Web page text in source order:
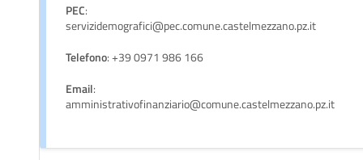
PEC:
servizidemografici@pec.comune.castelmezzano.pz.it
Telefono: +39 0971 986 166
Email:
amministrativofinanziario@comune.castelmezzano.pz.it